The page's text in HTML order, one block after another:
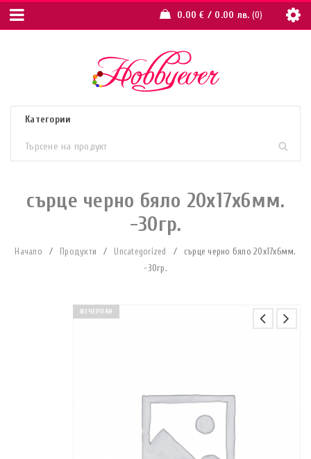
0.00€ / 0.00 лв. 0
сърце черно бяло 20х17х6мм.
-30гр.
Начало / Продукти / Uncategorized /
сърце черно бяло 20х17х6мм.
-30гр.
ИЗЧЕРПАН